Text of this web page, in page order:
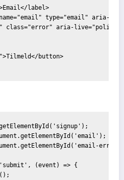
label>
type="email" aria-
class="error" aria-
button>
(event) => {